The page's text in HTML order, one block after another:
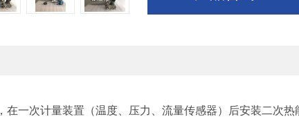
在一次计量装置（温度、压力、流量传感器）后安装二次